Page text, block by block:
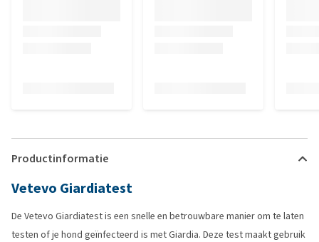
Productinformatie
Vetevo Giardiatest
De Vetevo Giardiatest is een snelle en betrouwbare manier om te laten
testen of je hond geïnfecteerd is met Giardia. Deze test maakt gebruik